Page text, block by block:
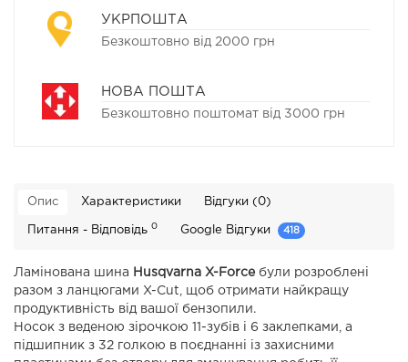
УКРПОШТА
Безкоштовно від 2000 грн
НОВА ПОШТА
Безкоштовно поштомат від 3000 грн
Опис Характеристики Відгуки (0)
Питання - Відповідь 0 Google Відгуки 418
Ламінована шина Husqvarna X-Forceбули розроблені
разом з ланцюгами X-Cut, щоб отримати найкращу
продуктивність від вашої бензопили.
Носок з веденою зірочкою 11-зубів і 6 заклепками, а
підшипник з 32 голкою в поєднанні із захисними